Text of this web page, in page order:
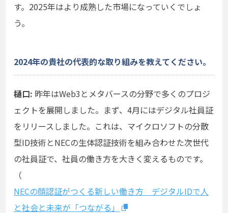
す。2025年はより成熟した市場になっていくでしょ
う。
2024年の貴社の代表的な取り組みを教えてください。
樋口: 昨年はWeb3とメタバースの分野で多くのプロジ
ェクトを展開しました。まず、4月にはデジタル社員証
をリリースしました。これは、マイクロソフトの分散
型ID技術とNECの生体認証技術を組み合わせた次世代
の社員証で、社員の働き方を大きく変えるものです。
（
NECの顔認証がつくる新しい働き方 デジタルIDで人
と社会と未来が「つながる」